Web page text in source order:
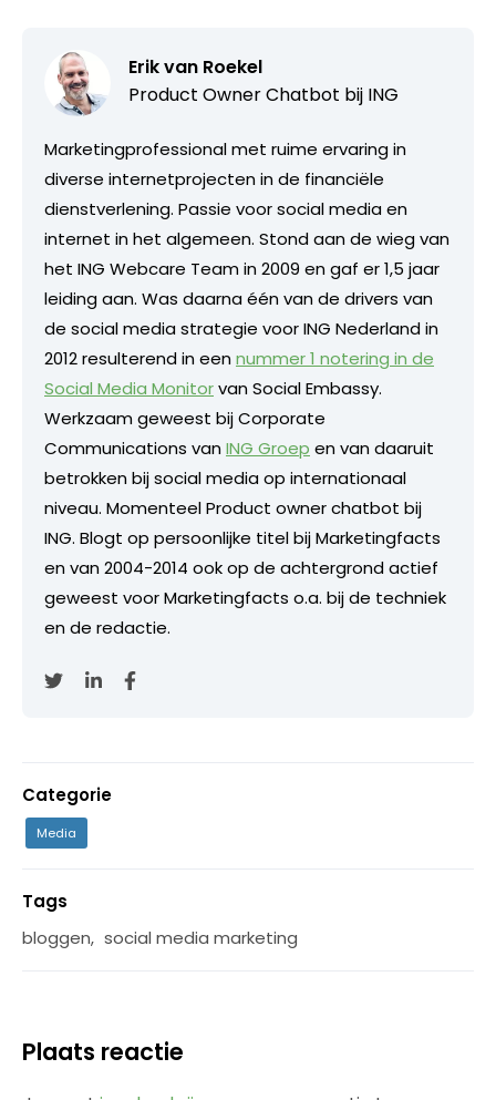
Erik van Roekel
Product Owner Chatbot bij ING
Marketingprofessional met ruime ervaring in
diverse internetprojecten in de financiële
dienstverlening. Passie voor social media en
internet in het algemeen. Stond aan de wieg van
het ING Webcare Team in 2009 en gaf er 1,5 jaar
leiding aan. Was daarna één van de drivers van
de social media strategie voor ING Nederland in
2012 resulterend in eennummer 1 notering in de
Social Media Monitorvan Social Embassy.
Werkzaam geweest bij Corporate
Communications vanING Groep en van daaruit
betrokken bij social media op internationaal
niveau. Momenteel Product owner chatbot bij
ING. Blogt op persoonlijke titel bij Marketingfacts
en van 2004-2014 ook op de achtergrond actief
geweest voor Marketingfacts o.a. bij de techniek
en de redactie.
Categorie
Media
Tags
bloggen, social media marketing
Plaats reactie